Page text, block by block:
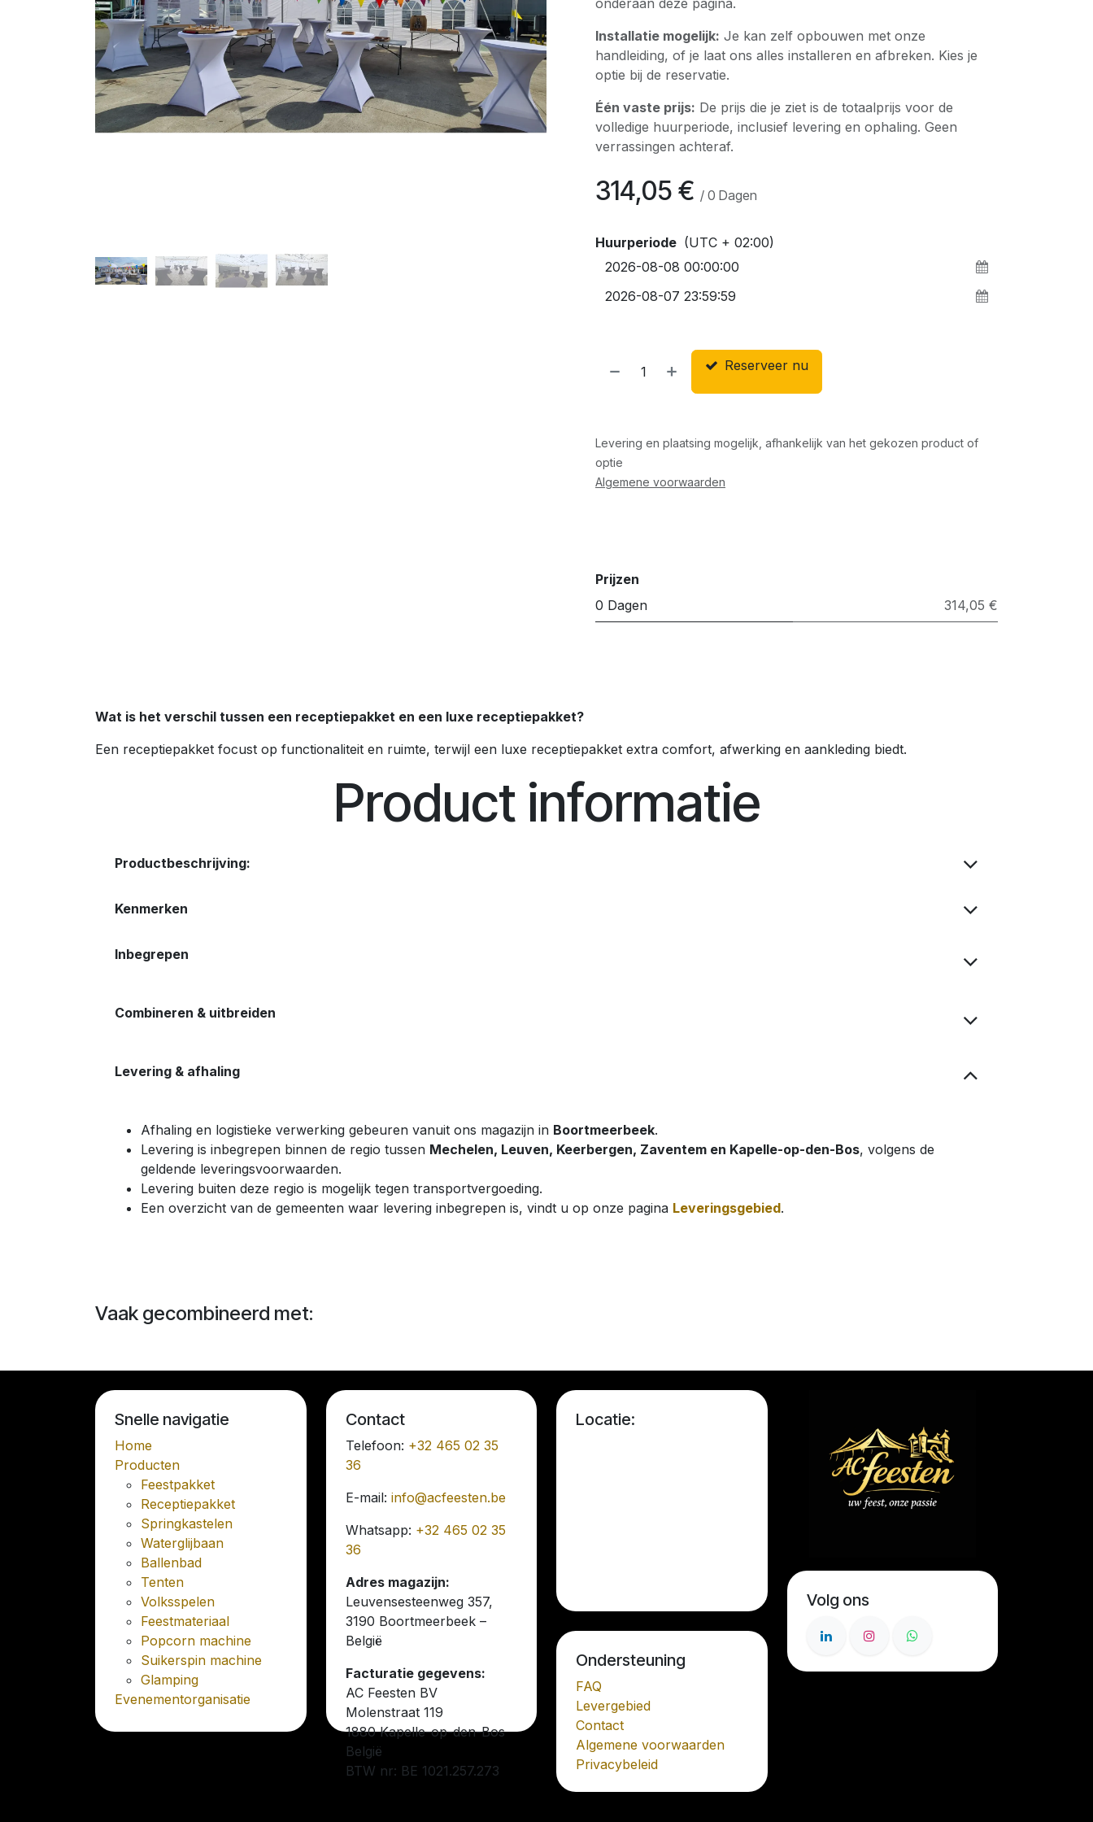
Installatie mogelijk: Je kan zelf opbouwen met onze
handleiding, of je laat ons alles installeren en afbreken. Kies je
optie bij de reservatie.
Één vaste prijs: De prijs die je ziet is de totaalprijs voor de
volledige huurperiode, inclusief levering en ophaling. Geen
verrassingen achteraf.
314,05 € / 0 Dagen
Huurperiode (UTC + 02:00)
Reserveer nu
Levering en plaatsing mogelijk, afhankelijk van het gekozen product of
optie
Algemene voorwaarden
Prijzen
0 Dagen
314,05 €
Wat is het verschil tussen een receptiepakket en een luxe receptiepakket?
Een receptiepakket focust op functionaliteit en ruimte, terwijl een luxe receptiepakket extra comfort, afwerking en aankleding biedt.
Product informatie
Productbeschrijving:
Kenmerken
Inbegrepen
Combineren & uitbreiden
Levering & afhaling
Afhaling en logistieke verwerking gebeuren vanuit ons magazijn in Boortmeerbeek.
Levering is inbegrepen binnen de regio tussen Mechelen, Leuven, Keerbergen, Zaventem en Kapelle-op-den-Bos, volgens de
geldende leveringsvoorwaarden.
Levering buiten deze regio is mogelijk tegen transportvergoeding.
Een overzicht van de gemeenten waar levering inbegrepen is, vindt u op onze pagina Leveringsgebied.
Vaak gecombineerd met:
Snelle navigatie
Home
Producten
Feestpakket
Receptiepakket
Springkastelen
Waterglijbaan
Ballenbad
Tenten
Volksspelen
Feestmateriaal
Popcorn machine
Suikerspin machine
Glamping
Evenementorganisatie
Contact
Telefoon: +32 465 02 35
36
E-mail: info@acfeesten.be
Whatsapp: +32 465 02 35
36
Adres magazijn:
Leuvensesteenweg 357,
3190 Boortmeerbeek –
België
Facturatie gegevens:
AC Feesten BV
Molenstraat 119
1880 Kapelle-op-den-Bos
België
BTW nr: BE 1021.257.273
Volg ons
Locatie:
Ondersteuning
FAQ
Levergebied
Contact
Algemene voorwaarden
Privacybeleid